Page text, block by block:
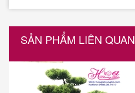
SẢN PHẨM LIÊN QUAN